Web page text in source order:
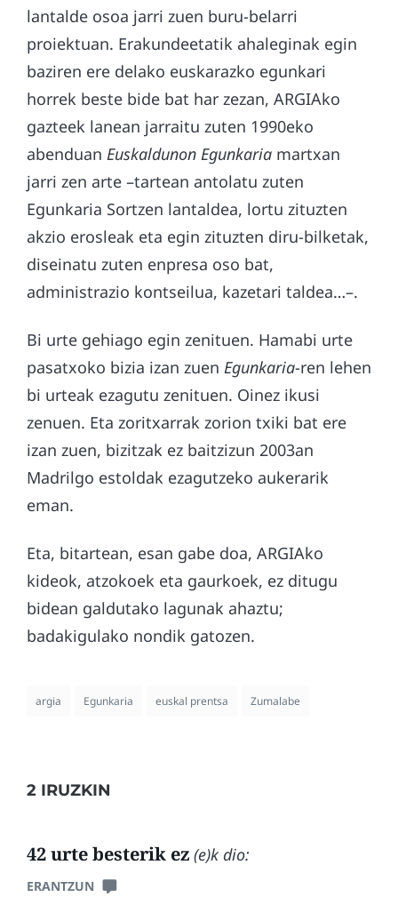
lantalde osoa jarri zuen buru-belarri
proiektuan. Erakundeetatik ahaleginak egin
baziren ere delako euskarazko egunkari
horrek beste bide bat har zezan, ARGIAko
gazteek lanean jarraitu zuten 1990eko
abenduan Euskaldunon Egunkaria martxan
jarri zen arte –tartean antolatu zuten
Egunkaria Sortzen lantaldea, lortu zituzten
akzio erosleak eta egin zituzten diru-bilketak,
diseinatu zuten enpresa oso bat,
administrazio kontseilua, kazetari taldea…–.
Bi urte gehiago egin zenituen. Hamabi urte
pasatxoko bizia izan zuen Egunkaria-ren lehen
bi urteak ezagutu zenituen. Oinez ikusi
zenuen. Eta zoritxarrak zorion txiki bat ere
izan zuen, bizitzak ez baitzizun 2003an
Madrilgo estoldak ezagutzeko aukerarik
eman.
Eta, bitartean, esan gabe doa, ARGIAko
kideok, atzokoek eta gaurkoek, ez ditugu
bidean galdutako lagunak ahaztu;
badakigulako nondik gatozen.
argia Egunkaria euskal prentsa Zumalabe
2 IRUZKIN
42 urte besterik ez (e)k dio:
ERANTZUN